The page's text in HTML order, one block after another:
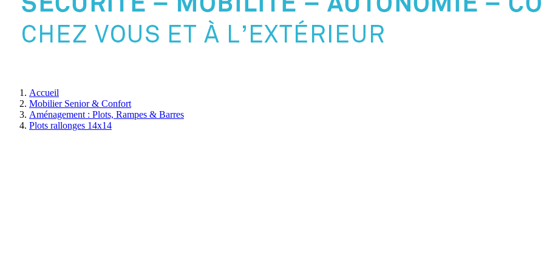
Accueil
Mobilier Senior & Confort
Aménagement : Plots, Rampes & Barres
Plots rallonges 14x14